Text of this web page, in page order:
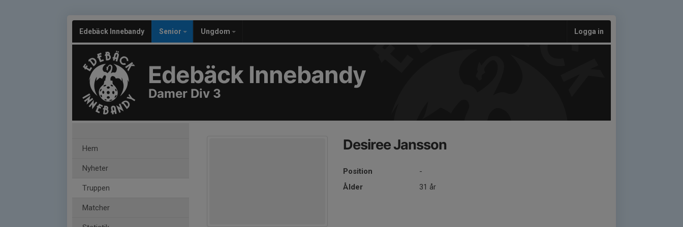
Edebäck Innebandy Senior Ungdom Logga in
Edebäck Innebandy
Damer Div 3
Hem
Nyheter
Truppen
Matcher
Desiree Jansson
Position
-
Ålder
31 år